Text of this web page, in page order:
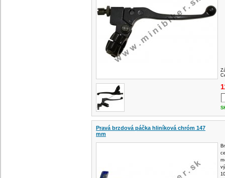
Pravá brzdová páčka hliníková chróm 147
mm